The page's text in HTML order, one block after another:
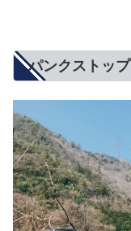
パンクストップ